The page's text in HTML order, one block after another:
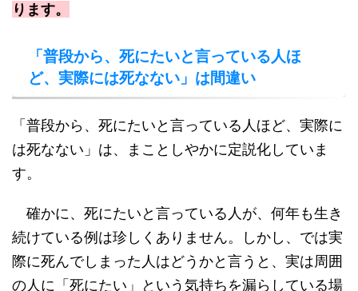
ります。
「普段から、死にたいと言っている人ほ
ど、実際には死なない」は間違い
「普段から、死にたいと言っている人ほど、実際に
は死なない」は、まことしやかに定説化していま
す。
確かに、死にたいと言っている人が、何年も生き
続けている例は珍しくありません。しかし、では実
際に死んでしまった人はどうかと言うと、実は周囲
の人に「死にたい」という気持ちを漏らしている場